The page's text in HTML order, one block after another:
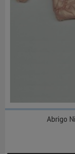
Abrigo